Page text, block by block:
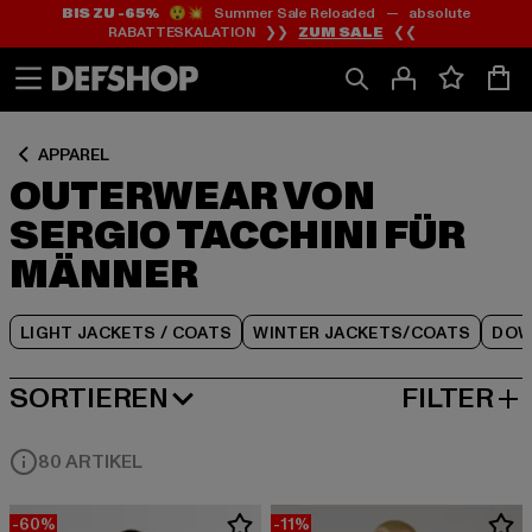
Zum
Inhalt
springen
Zum
Fußzeile
springen
BIS ZU -65%😲💥 Summer Sale Reloaded — absolute
RABATTESKALATION ❯❯ ZUM SALE ❮❮
APPAREL
OUTERWEAR VON
SERGIO TACCHINI FÜR
MÄNNER
LIGHT JACKETS / COATS WINTER JACKETS/COATS
Zum
Produktraster
springen
SORTIEREN
BELIEBTESTE FILTER
80 ARTIKEL
-60% -11%